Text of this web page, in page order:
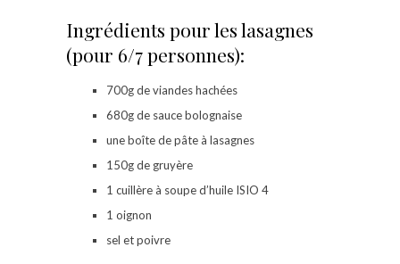
Ingrédients pour les lasagnes
(pour 6/7 personnes):
700g de viandes hachées
680g de sauce bolognaise
une boîte de pâte à lasagnes
150g de gruyère
1 cuillère à soupe d’huile ISIO 4
1 oignon
sel et poivre